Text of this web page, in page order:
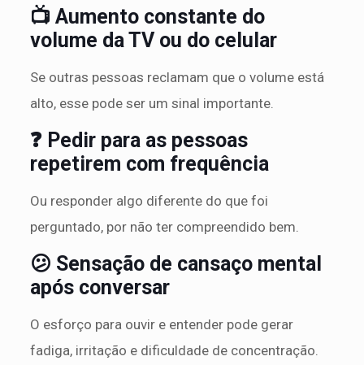
📺 Aumento constante do
volume da TV ou do celular
Se outras pessoas reclamam que o volume está
alto, esse pode ser um sinal importante.
❓ Pedir para as pessoas
repetirem com frequência
Ou responder algo diferente do que foi
perguntado, por não ter compreendido bem.
😕 Sensação de cansaço mental
após conversar
O esforço para ouvir e entender pode gerar
fadiga, irritação e dificuldade de concentração.